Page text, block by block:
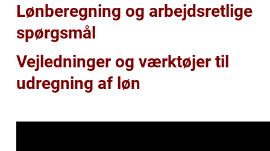
Lønberegning og arbejdsretlige
spørgsmål
Vejledninger og værktøjer til
udregning af løn